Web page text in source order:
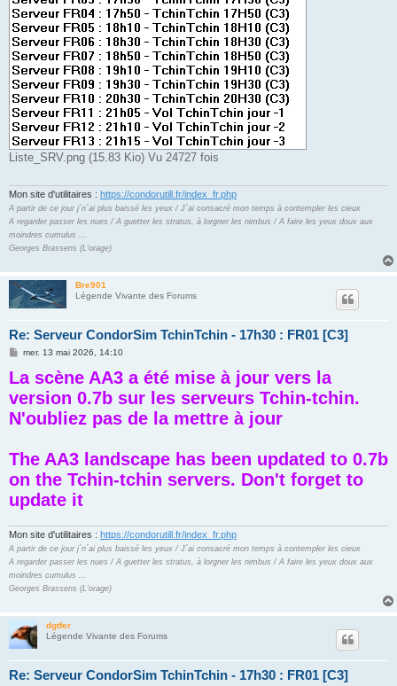
Liste_SRV.png (15.83 Kio) Vu 24727 fois
Mon site d'utilitaires : https://condorutill.fr/index_fr.php
A partir de ce jour j´n´ai plus baissé les yeux / J´ai consacré mon temps à contempler les cieux
A regarder passer les nues / A guetter les stratus, à lorgner les nimbus / A faire les yeux doux aux
moindres cumulus ...
Georges Brassens (L'orage)
Bre901
Légende Vivante des Forums
Re: Serveur CondorSim TchinTchin - 17h30 : FR01 [C3]
M
s
s
a
g
e
mer. 13 mai 2026, 14:10
La scène AA3 a été mise à jour vers la
version 0.7b sur les serveurs Tchin-tchin.
N'oubliez pas de la mettre à jour
The AA3 landscape has been updated to 0.7b
on the Tchin-tchin servers. Don't forget to
update it
Mon site d'utilitaires : https://condorutill.fr/index_fr.php
A partir de ce jour j´n´ai plus baissé les yeux / J´ai consacré mon temps à contempler les cieux
A regarder passer les nues / A guetter les stratus, à lorgner les nimbus / A faire les yeux doux aux
moindres cumulus ...
Georges Brassens (L'orage)
dgtfer
Légende Vivante des Forums
Re: Serveur CondorSim TchinTchin - 17h30 : FR01 [C3]